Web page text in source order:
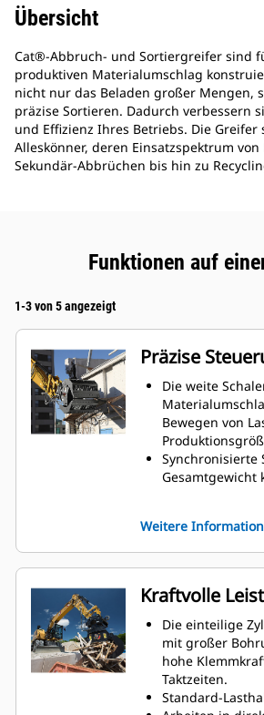
Übersicht
Cat®-Abbruch- und Sortiergreifer sind
produktiven Materialumschlag
nicht nur das Beladen großer Mengen,
präzise Sortieren. Dadurch verbessern
und Effizienz Ihres Betriebs. Die Greifer
Alleskönner, deren Einsatzspektrum
Sekundär-Abbrüchen bis hin zu
Funktionen auf
1-3 von 5 angezeigt
Präzise
Die weite
Bewegen von
Synchronisierte
Gesamtgewicht
Das sichere
ist ebenso
Aufnehmen,
Platzieren
Die
ermöglichen
zwischen
Backe und
Die perforierten
Weitere
Kraftvolle
Die einteilige
mit großer
hohe
Taktzeiten.
Standard-